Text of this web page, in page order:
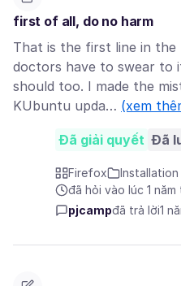
first of all, do no harm
That is the first line in the
doctors have to swear to
should too. I made the
KUbuntu upda… (xem
Đã giải quyết Đã
Firefox
đã hỏi vào lúc 1
pjcampđã trả lời1